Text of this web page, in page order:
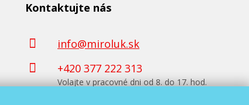
Kontaktujte nás
info@miroluk.sk
+420 377 222 313
Volajte v pracovné dni od 8. do 17. hod.